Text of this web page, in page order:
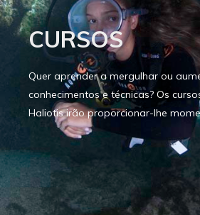
CURSOS
Quer aprender a mergulhar ou
conhecimentos e técnicas? Os
Haliotis irão proporcionar-lhe